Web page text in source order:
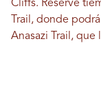
Cliffs. Reserve
Trail, donde
Anasazi Trail, que